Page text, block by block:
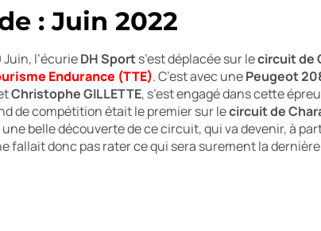
: Juin 2022
Juin, l’écurieDH Sports’est déplacée sur lecircuit de
Endurance (TTE). C’est avec unePeugeot
Christophe GILLETTE, s’est engagé dans cette
de compétition était le premier sur lecircuit de
belle découverte de ce circuit, qui va devenir, à
fallait donc pas rater ce qui sera surement la